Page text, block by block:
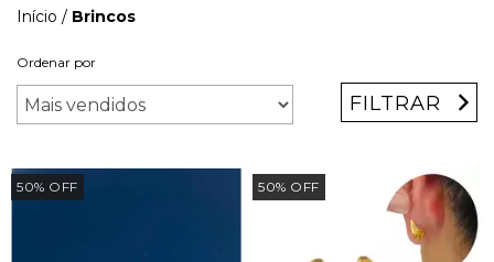
Início / Brincos
Ordenar por
FILTRAR
50% OFF 50% OFF